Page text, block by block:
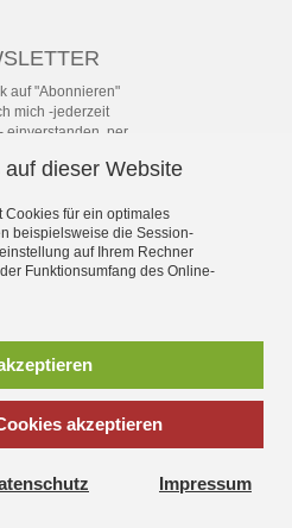
auf "Abonnieren"
mich -jederzeit
einverstanden, per
Angebote und
mit weiteren
ich zur Kenntnis
*inkl. MwSt., zzgl.Versandkosten
dieser Website
Cookies für ein optimales
beispielsweise die Session-
auf Ihrem Rechner
Funktionsumfang des Online-
akzeptieren
Impressum